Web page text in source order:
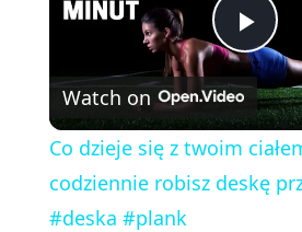
P
l
a
Watch on
Co dzieje się z twoim
codziennie robisz deskę
#deska #plank